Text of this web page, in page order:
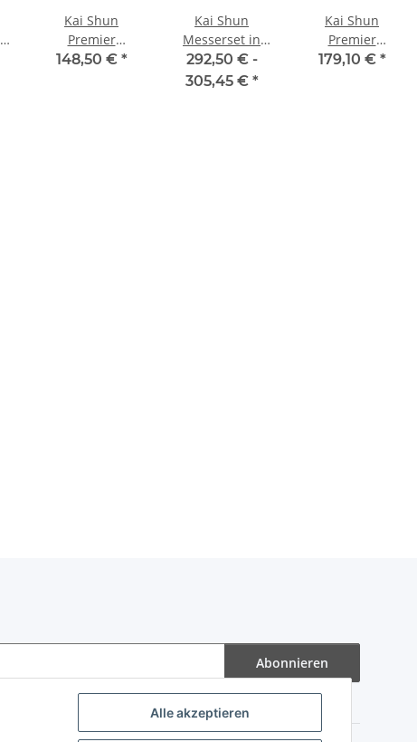
Alle akzeptieren
Kai Shun
Premier
Allzweckmesser
148,50 € *
Kai Shun
Messerset in
edler
Holzschatulle
292,50 € -
305,45 € *
Kai Shun
Premier
Fleischgabel 16
179,10 € *
Abonnieren